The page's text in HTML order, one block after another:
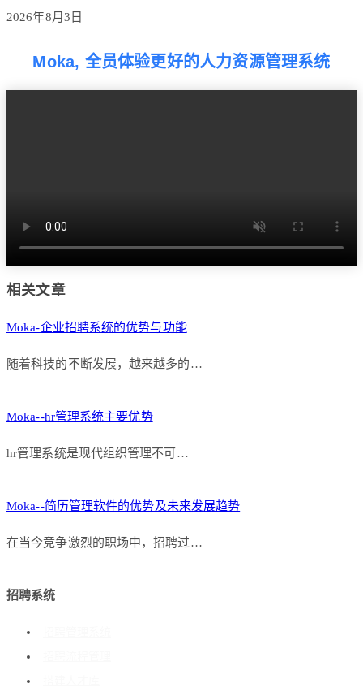
2026年8月3日
Moka, 全员体验更好的人力资源管理系统
相关文章
Moka-企业招聘系统的优势与功能
随着科技的不断发展，越来越多的…
Moka--hr管理系统主要优势
hr管理系统是现代组织管理不可…
Moka--简历管理软件的优势及未来发展趋势
在当今竞争激烈的职场中，招聘过…
招聘系统